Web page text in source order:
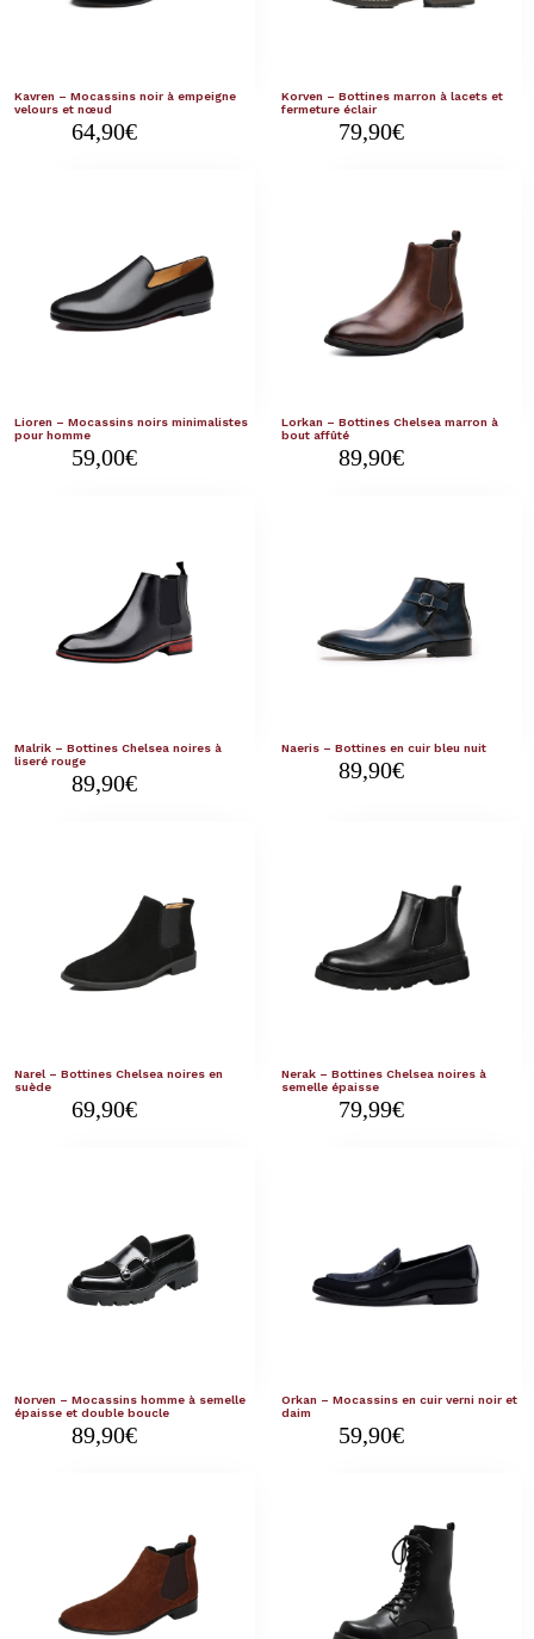
Kavren – Mocassins noir à empeigne
velours et nœud
64,90€
Korven – Bottines marron à lacets et
fermeture éclair
79,90€
Lioren – Mocassins noirs minimalistes
pour homme
59,00€
Lorkan – Bottines Chelsea marron à
bout affûté
89,90€
Malrik – Bottines Chelsea noires à
liseré rouge
89,90€
Naeris – Bottines en cuir bleu nuit
89,90€
Narel – Bottines Chelsea noires en
suède
69,90€
Nerak – Bottines Chelsea noires à
semelle épaisse
79,99€
Norven – Mocassins homme à semelle
épaisse et double boucle
89,90€
Orkan – Mocassins en cuir verni noir et
daim
59,90€